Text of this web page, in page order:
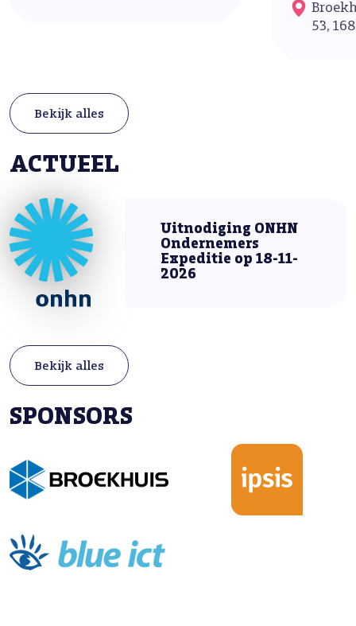
53,
Bekijk alles
ACTUEEL
Uitnodiging ONHN
Ondernemers
Expeditie op 18-11-
2026
Bekijk alles
SPONSORS